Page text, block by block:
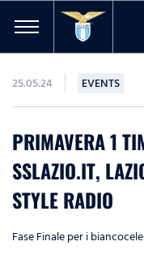
25.05.24 EVENTS
PRIMAVERA 1
SSLAZIO.IT,
STYLE RADIO
Fase Finale per i